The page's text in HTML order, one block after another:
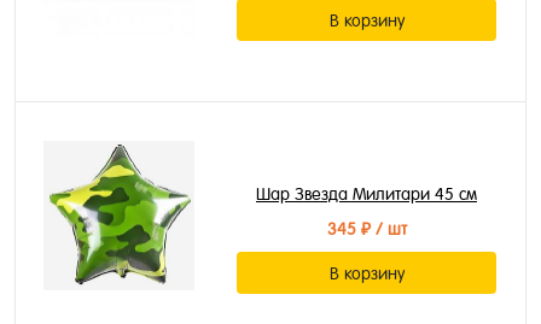
В корзину
Шар Звезда Милитари 45 см
345 ₽/ шт
В корзину